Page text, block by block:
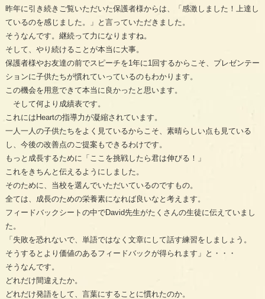
昨年に引き続きご覧いただいた保護者様からは、「感激しました！上達し
ているのを感じました。」と言っていただきました。
そうなんです。継続って力になりますね。
そして、やり続けることが本当に大事。
保護者様やお友達の前でスピーチを1年に1回するからこそ、プレゼンテー
ションに子供たちが慣れていっているのもわかります。
この機会を用意できて本当に良かったと思います。
そして何より成績表です。
これにはHeartの指導力が凝縮されています。
一人一人の子供たちをよく見ているからこそ、素晴らしい点も見ている
し、今後の改善点のご提案もできるわけです。
もっと成長するために「ここを挑戦したら君は伸びる！」
これをきちんと伝えるようにしました。
そのために、当校を選んでいただいているのですもの。
全ては、成長のための栄養素になれば良いなと考えます。
フィードバックシートの中でDavid先生がたくさんの生徒に伝えていまし
た。
「失敗を恐れないで、単語ではなく文章にして話す練習をしましょう。
そうするとより価値のあるフィードバックが得られます」と・・・
そうなんです。
どれだけ間違えたか。
どれだけ発語をして、言葉にすることに慣れたのか。